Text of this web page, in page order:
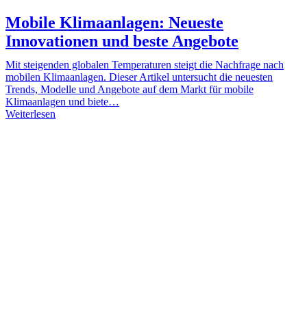
Mobile Klimaanlagen: Neueste
Innovationen und beste Angebote
Mit steigenden globalen Temperaturen steigt die Nachfrage nach
mobilen Klimaanlagen. Dieser Artikel untersucht die neuesten
Trends, Modelle und Angebote auf dem Markt für mobile
Klimaanlagen und biete…
Weiterlesen